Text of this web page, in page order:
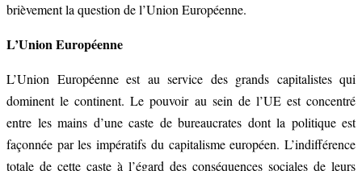
brièvement la question de l’Union Européenne.
L’Union Européenne
L’Union Européenne est au service des grands capitalistes qui
dominent le continent. Le pouvoir au sein de l’UE est concentré
entre les mains d’une caste de bureaucrates dont la politique est
façonnée par les impératifs du capitalisme européen. L’indifférence
totale de cette caste à l’égard des conséquences sociales de leurs